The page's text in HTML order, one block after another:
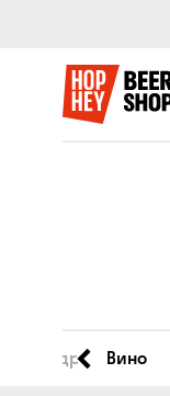
Сидр Вино